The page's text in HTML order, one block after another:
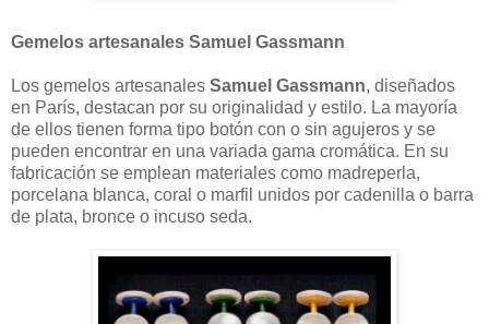
Gemelos artesanales Samuel Gassmann
Los gemelos artesanales Samuel Gassmann, diseñados
en París, destacan por su originalidad y estilo. La mayoría
de ellos tienen forma tipo botón con o sin agujeros y se
pueden encontrar en una variada gama cromática. En su
fabricación se emplean materiales como madreperla,
porcelana blanca, coral o marfil unidos por cadenilla o barra
de plata, bronce o incuso seda.